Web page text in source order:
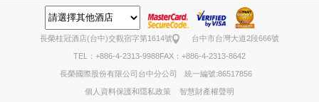
長榮桂冠酒店(台中)交觀宿字第1614號 台中市台灣大道2段666號
TEL：+886-4-2313-9988FAX：+886-4-2313-8642
長榮國際股份有限公司台中分公司 統一編號:86517856
個人資料保護和隱私政策 智慧財產權聲明